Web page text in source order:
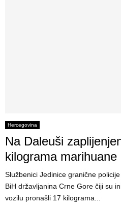
Hercegovina
Na Daleuši
kilograma marihuane
Službenici Jedinice granične
BiH državljanina Crne Gore čiji su
vozilu pronašli 17 kilograma...